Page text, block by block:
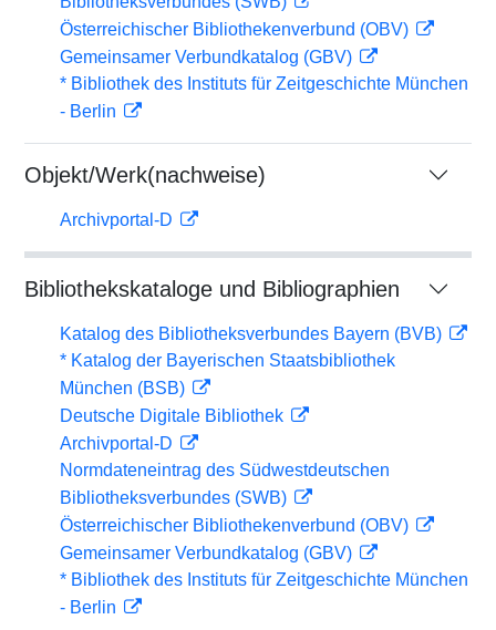
Österreichischer Bibliothekenverbund (OBV)
Gemeinsamer Verbundkatalog (GBV)
* Bibliothek des Instituts für Zeitgeschichte München
- Berlin
Objekt/Werk(nachweise)
Archivportal-D
Bibliothekskataloge und Bibliographien
Katalog des Bibliotheksverbundes Bayern (BVB)
* Katalog der Bayerischen Staatsbibliothek
München (BSB)
Deutsche Digitale Bibliothek
Archivportal-D
Normdateneintrag des Südwestdeutschen
Bibliotheksverbundes (SWB)
Österreichischer Bibliothekenverbund (OBV)
Gemeinsamer Verbundkatalog (GBV)
* Bibliothek des Instituts für Zeitgeschichte München
- Berlin